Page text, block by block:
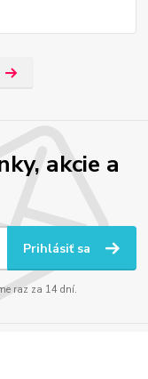
akcie a
Prihlásiť sa
raz za 14 dní.